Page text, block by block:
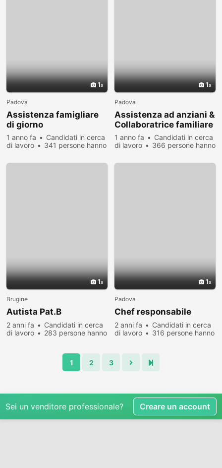
1
Padova
Assistenza famigliare
di giorno
1 anno fa
Candidati in cerca
di lavoro
341 persone hanno
1
Padova
Assistenza ad anziani &
Collaboratrice familiare
1 anno fa
Candidati in cerca
di lavoro
366 persone hanno
1
Brugine
Autista Pat.B
2 anni fa
Candidati in cerca
di lavoro
283 persone hanno
1
Padova
Chef responsabile
2 anni fa
Candidati in cerca
di lavoro
316 persone hanno
1 2 3
Sei un venditore professionale? Creare un account